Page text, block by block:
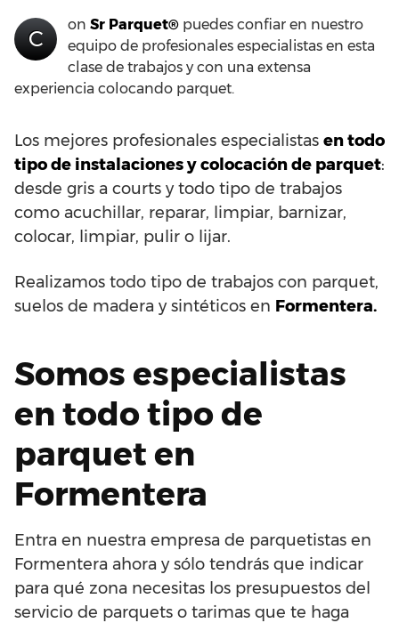
C
on Sr Parquet® puedes confiar en nuestro
equipo de profesionales especialistas en esta
clase de trabajos y con una extensa
experiencia colocando parquet.
Los mejores profesionales especialistas en todo
tipo de instalaciones y colocación de parquet:
desde gris a courts y todo tipo de trabajos
como acuchillar, reparar, limpiar, barnizar,
colocar, limpiar, pulir o lijar.
Realizamos todo tipo de trabajos con parquet,
suelos de madera y sintéticos en Formentera.
Somos especialistas
en todo tipo de
parquet en
Formentera
Entra en nuestra empresa de parquetistas en
Formentera ahora y sólo tendrás que indicar
para qué zona necesitas los presupuestos del
servicio de parquets o tarimas que te haga